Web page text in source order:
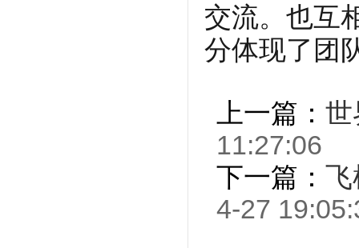
交流。也互
分体现了团
上一篇： 世
11:27:06
下一篇： 飞
4-27